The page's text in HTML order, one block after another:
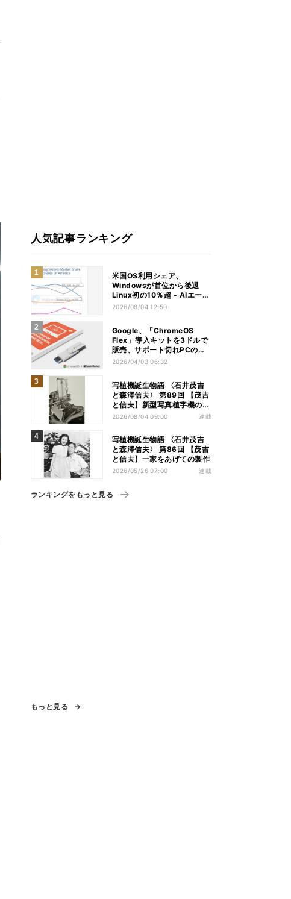
人気記事ランキング
米国OS利用シェア、
Windowsが首位から後退
Linux初の10％超 - AIエージ
ェントが影響か
2026/08/04 12:50
Google、「ChromeOS
Flex」導入キットを3ドルで
販売、サポート切れPCの再
活用に
2026/04/03 06:32
写植機誕生物語 〈石井茂吉
と森澤信夫〉 第89回 【茂吉
と信夫】新型写真植字機の構
想
2026/08/04 09:00 連載
写植機誕生物語 〈石井茂吉
と森澤信夫〉 第86回 【茂吉
と信夫】一家をあげての製作
2026/05/26 07:00 連載
ランキングをもっと見る
もっと見る